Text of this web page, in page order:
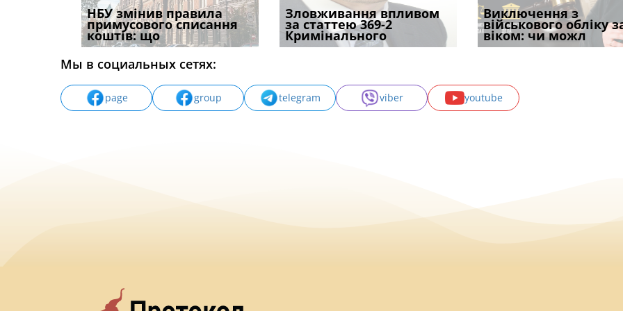
НБУ змінив правила
примусового списання
коштів: що
Якщо суд встановив для
відшкодування шкоди
наявніс
Документи, на яких не
проставляється
апостиль: пер
Водії можуть отримати
компенсацію за
незаконні дії
Зловживання впливом
за статтею 369-2
Кримінального
Переоформлення
відстрочки за іншою
підставою: нов
Особливості захисту у
кримінальному
провадженні: я
Виключення з
військового обліку
віком: чи можл
Восьмий ААС
підтвердив, що
може скас
Мы в социальных сетях:
page group telegram viber youtube